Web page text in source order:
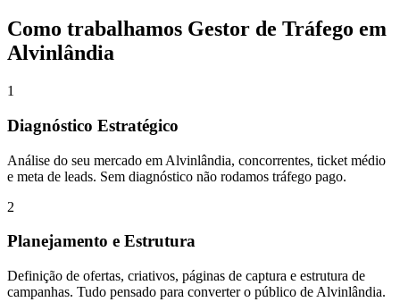
Como trabalhamos Gestor de Tráfego em
Alvinlândia
1
Diagnóstico Estratégico
Análise do seu mercado em Alvinlândia, concorrentes, ticket médio
e meta de leads. Sem diagnóstico não rodamos tráfego pago.
2
Planejamento e Estrutura
Definição de ofertas, criativos, páginas de captura e estrutura de
campanhas. Tudo pensado para converter o público de Alvinlândia.